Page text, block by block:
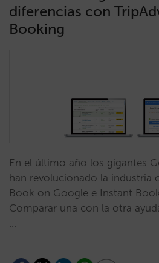
diferencias con
Booking
En el último año los gigantes
han revolucionado la industria
Book on Google e Instant
Comparar una con la otra
…